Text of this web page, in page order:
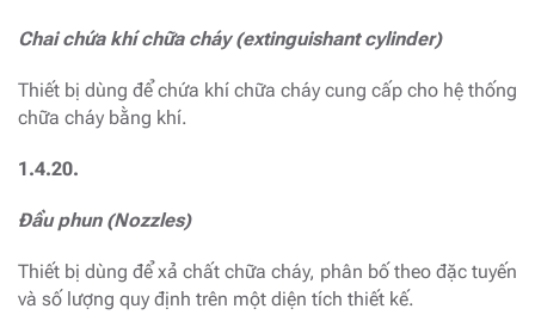
Chai chứa khí chữa cháy (extinguishant cylinder)
Thiết bị dùng để chứa khí chữa cháy cung cấp cho hệ thống
chữa cháy bằng khí.
1.4.20.
Đầu phun (Nozzles)
Thiết bị dùng để xả chất chữa cháy, phân bố theo đặc tuyến
và số lượng quy định trên một diện tích thiết kế.